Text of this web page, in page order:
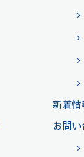
新着情
お問